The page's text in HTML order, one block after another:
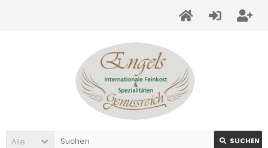
Alle SUCHEN